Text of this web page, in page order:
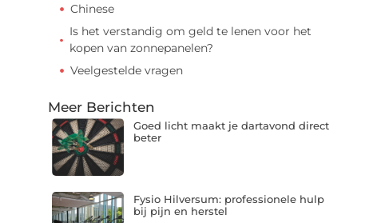
Chinese
Is het verstandig om geld te lenen voor het
kopen van zonnepanelen?
Veelgestelde vragen
Meer Berichten
Goed licht maakt je dartavond direct
beter
Fysio Hilversum: professionele hulp
bij pijn en herstel